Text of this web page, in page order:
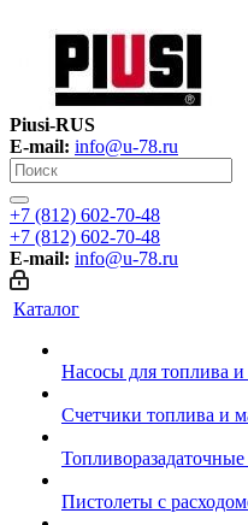
Piusi-RUS
E-mail: info@u-78.ru
+7 (812) 602-70-48
+7 (812) 602-70-48
E-mail: info@u-78.ru
Каталог
Насосы для топлива и
Счетчики топлива и
Пистолеты с